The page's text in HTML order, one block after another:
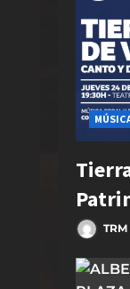
TRM